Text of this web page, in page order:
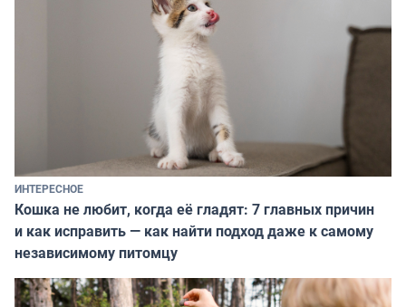
ИНТЕРЕСНОЕ
Кошка не любит, когда её гладят: 7 главных причин
и как исправить — как найти подход даже к самому
независимому питомцу